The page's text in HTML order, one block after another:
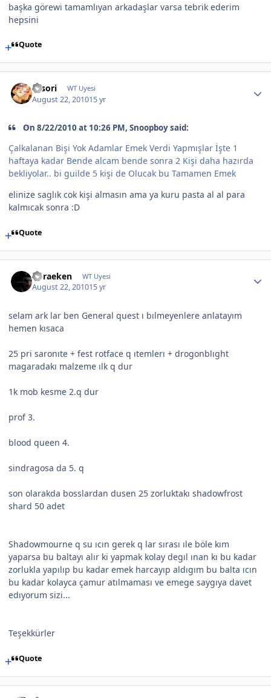
başka görewi tamamlıyan arkadaşlar varsa tebrik ederim
hepsini
Quote
sasori WT Uyesi
August 22, 201015 yr
On 8/22/2010 at 10:26 PM, Snoopboy said:
Çalkalanan Bişi Yok Adamlar Emek Verdi Yapmışlar İşte 1
haftaya kadar Bende alcam bende sonra 2 Kişi daha hazırda
bekliyolar.. bi guilde 5 kişi de Olucak bu Tamamen Emek
elinize saglık cok kişi almasın ama ya kuru pasta al al para
kalmıcak sonra :D
Quote
boraeken WT Uyesi
August 22, 201015 yr
selam ark lar ben General quest ı bılmeyenlere anlatayım
hemen kısaca
25 pri saronıte + fest rotface q ıtemlerı + drogonblıght
magaradakı malzeme ılk q dur
1k mob kesme 2.q dur
prof 3.
blood queen 4.
sindragosa da 5. q
son olarakda bosslardan dusen 25 zorluktakı shadowfrost
shard 50 adet
Shadowmourne q su ıcın gerek q lar sırası ıle böle kım
yaparsa bu baltayı alır ki yapmak kolay degıl ınan kı bu kadar
zorlukla yapılıp bu kadar emek harcayıp aldıgım bu balta ıcın
bu kadar kolayca çamur atılmaması ve emege saygıya davet
edıyorum sizi...
Teşekkürler
Quote